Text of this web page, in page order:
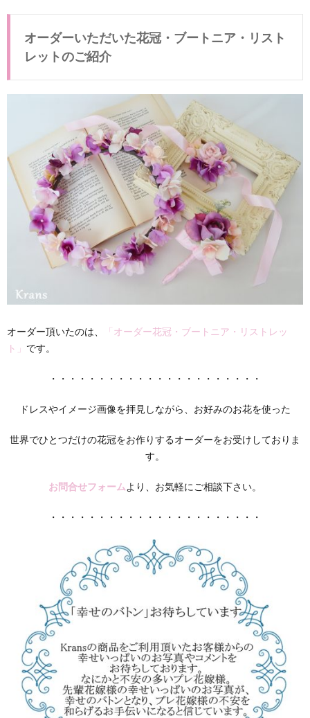
オーダーいただいた花冠・ブートニア・リスト
レットのご紹介
オーダー頂いたのは、
「オーダー花冠・ブートニア・リストレッ
ト」 です。
・・・・・・・・・・・・・・・・・・・・・・
ドレスやイメージ画像を拝見しながら、お好みのお花を使った
世界でひとつだけの花冠をお作りするオーダーをお受けしておりま
す。
お問合せフォームより、お気軽にご相談下さい。
・・・・・・・・・・・・・・・・・・・・・・